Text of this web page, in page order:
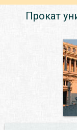
Прокат